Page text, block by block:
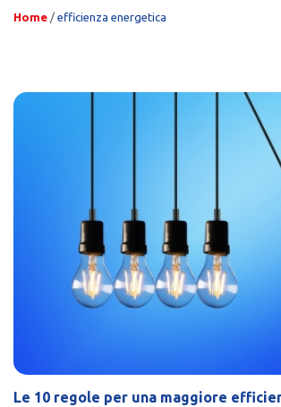
Home / efficienza energetica
Le 10 regole per una maggiore